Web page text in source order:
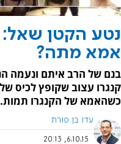
נטע הקטן
אמא מתה?
בנם של הרב איתם ונעמה
קנגרו עצוב שקופץ לכיס
כשהאמא של הקנגרו תמות.
עדו בן פורת
6.10.15, 20:13